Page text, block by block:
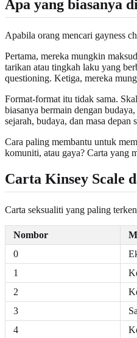
Apa yang biasanya
Apabila orang mencari gayness
Pertama, mereka mungkin
tarikan atau tingkah laku yang
questioning. Ketiga, mereka
Format-format itu tidak sama.
biasanya bermain dengan
sejarah, budaya, dan masa depan
Cara paling membantu untuk
komuniti, atau gaya? Carta yang
Carta Kinsey Scale
Carta seksualiti yang paling
Nombor
0
1
2
3
4